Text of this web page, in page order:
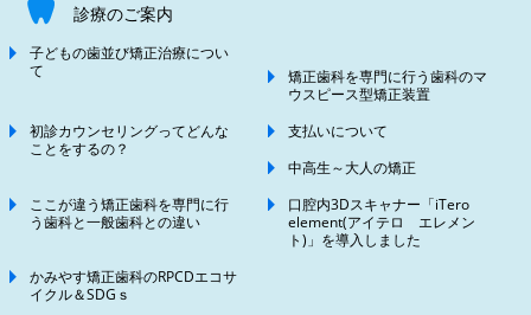
診療のご案内
子どもの歯並び矯正治療につい
て
矯正歯科を専門に行う歯科のマ
ウスピース型矯正装置
初診カウンセリングってどんな
ことをするの？
支払いについて
中高生～大人の矯正
ここが違う矯正歯科を専門に行
う歯科と一般歯科との違い
口腔内3Dスキャナー「iTero
element(アイテロ エレメン
ト)」を導入しました
かみやす矯正歯科のRPCDエコサ
イクル＆SDGｓ